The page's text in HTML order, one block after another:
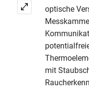
optische
mit